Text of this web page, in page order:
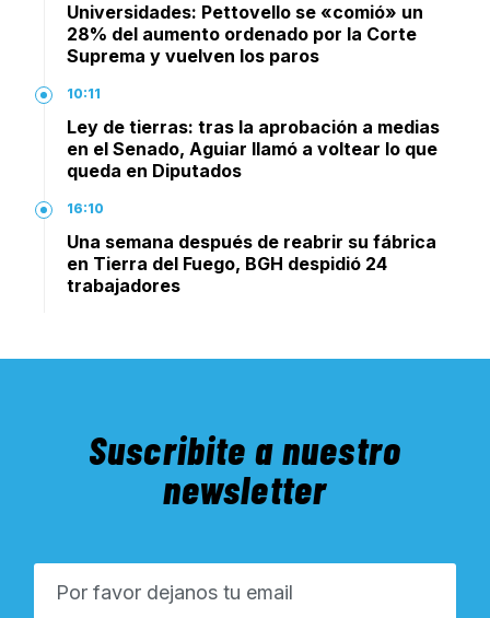
Universidades: Pettovello se «comió» un
28% del aumento ordenado por la Corte
Suprema y vuelven los paros
10:11
Ley de tierras: tras la aprobación a medias
en el Senado, Aguiar llamó a voltear lo que
queda en Diputados
16:10
Una semana después de reabrir su fábrica
en Tierra del Fuego, BGH despidió 24
trabajadores
Suscribite a nuestro
newsletter